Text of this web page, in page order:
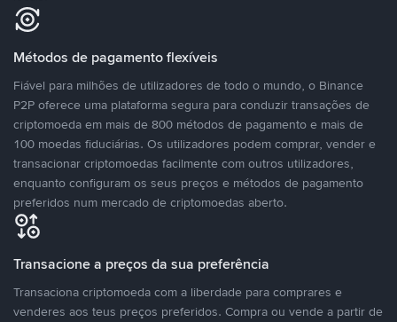
Métodos de pagamento flexíveis
Fiável para milhões de utilizadores de todo o mundo, o Binance
P2P oferece uma plataforma segura para conduzir transações de
criptomoeda em mais de 800 métodos de pagamento e mais de
100 moedas fiduciárias. Os utilizadores podem comprar, vender e
transacionar criptomoedas facilmente com outros utilizadores,
enquanto configuram os seus preços e métodos de pagamento
preferidos num mercado de criptomoedas aberto.
Transacione a preços da sua preferência
Transaciona criptomoeda com a liberdade para comprares e
venderes aos teus preços preferidos. Compra ou vende a partir de